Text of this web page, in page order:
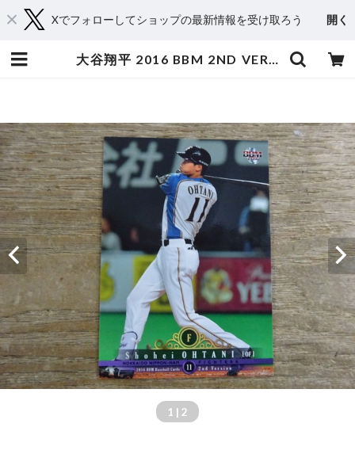
Xでフォローしてショップの最新情報を受け取ろう 開く
大谷翔平 2016 BBM 2ND VERSION | スポーツカードミントC&K本厚木店－オンラインショップ
1 | 2